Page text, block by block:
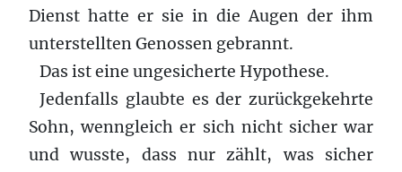
Dienst hatte er sie in die Augen der ihm
unterstellten Genossen gebrannt.
Das ist eine ungesicherte Hypothese.
Jedenfalls glaubte es der zurückgekehrte
Sohn, wenngleich er sich nicht sicher war
und wusste, dass nur zählt, was sicher